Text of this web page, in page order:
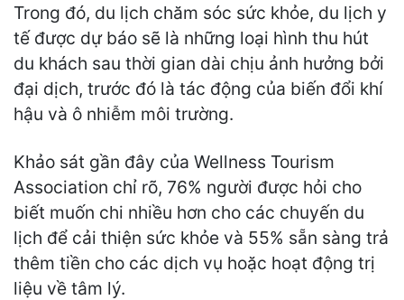
Trong đó, du lịch chăm sóc sức khỏe, du lịch y
tế được dự báo sẽ là những loại hình thu hút
du khách sau thời gian dài chịu ảnh hưởng bởi
đại dịch, trước đó là tác động của biến đổi khí
hậu và ô nhiễm môi trường.
Khảo sát gần đây của Wellness Tourism
Association chỉ rõ, 76% người được hỏi cho
biết muốn chi nhiều hơn cho các chuyến du
lịch để cải thiện sức khỏe và 55% sẵn sàng trả
thêm tiền cho các dịch vụ hoặc hoạt động trị
liệu về tâm lý.